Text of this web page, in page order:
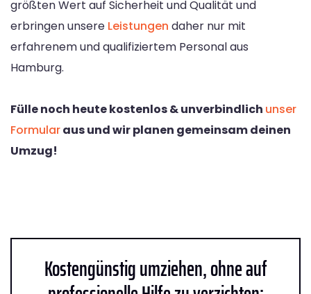
größten Wert auf Sicherheit und Qualität und
erbringen unsere Leistungen daher nur mit
erfahrenem und qualifiziertem Personal aus
Hamburg.
Fülle noch heute kostenlos & unverbindlich unser
Formularaus und wir planen gemeinsam deinen
Umzug!
Kostengünstig umziehen, ohne auf